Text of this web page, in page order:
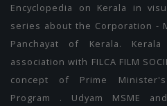
Encyclopedia on Kerala in
series about the Corporation -
Panchayat of Kerala.
association with FILCA FILM
concept of Prime Minister's
Program . Udyam MSME